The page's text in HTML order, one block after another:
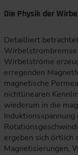
Die Physik der
Detailliert
Wirbelströme
erregenden
magnetische
nichtlinearen
wiederum in die
Induktionsspannung
ergeben sich örtlich
Magnetisierungen,